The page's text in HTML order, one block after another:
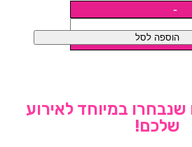
הוספה לסל
שנבחרו במיוחד לאירוע
שלכם!